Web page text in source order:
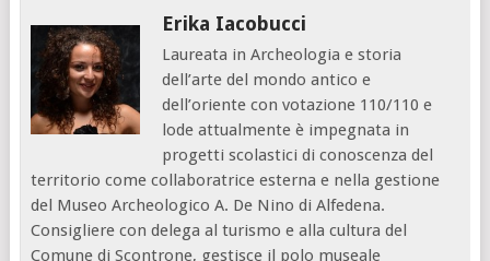
Erika Iacobucci
Laureata in Archeologia e storia
dell’arte del mondo antico e
dell’oriente con votazione 110/110 e
lode attualmente è impegnata in
progetti scolastici di conoscenza del
territorio come collaboratrice esterna e nella gestione
del Museo Archeologico A. De Nino di Alfedena.
Consigliere con delega al turismo e alla cultura del
Comune di Scontrone, gestisce il polo museale